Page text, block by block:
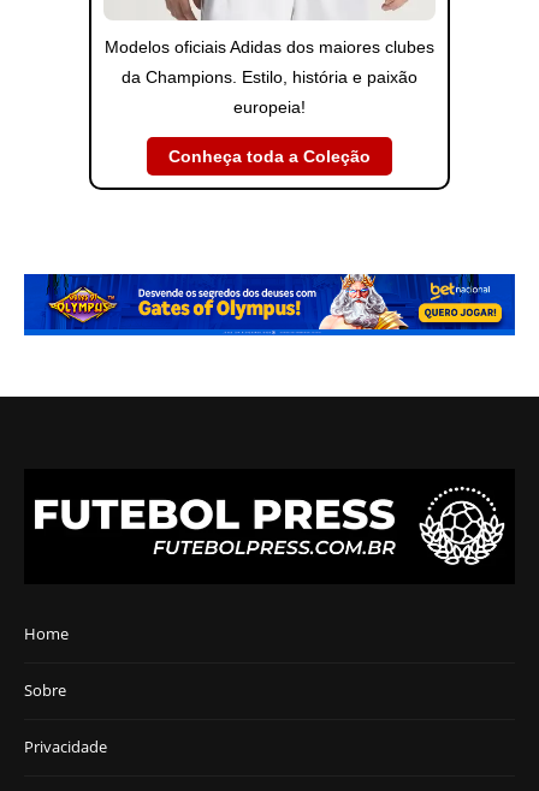
Modelos oficiais Adidas dos maiores clubes
da Champions. Estilo, história e paixão
europeia!
Conheça toda a Coleção
Home
Sobre
Privacidade